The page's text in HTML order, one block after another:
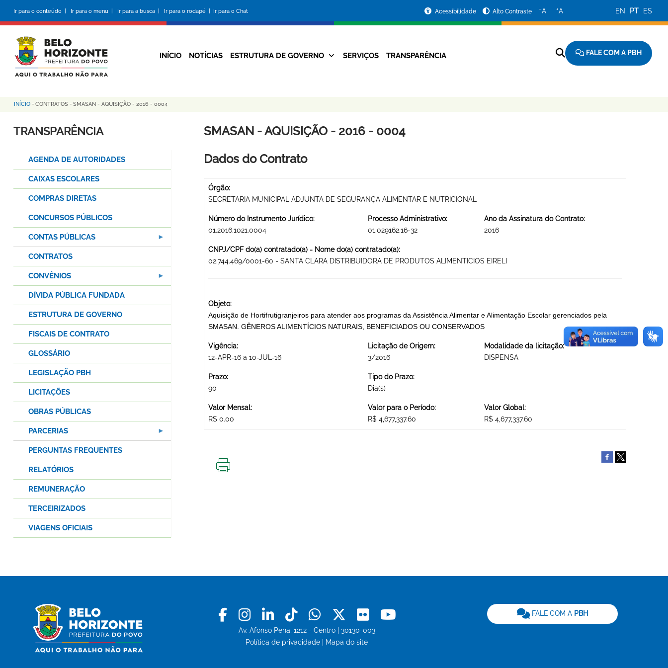
conteúdo
principal
Ir para o conteúdo | Ir para o menu | Ir para a busca | Ir para o rodapé | Ir para o Chat
da
Prefeitura
Acessibilidade Alto Contraste −A +A EN PT ES
Navegação
INÍCIO NOTÍCIAS ESTRUTURA DE GOVERNO SERVIÇOS TRANSPARÊNCIA FALE COM A PBH
Trilha
de
INÍCIO - CONTRATOS - SMASAN - AQUISIÇÃO - 2016 - 0004
SMASAN - AQUISIÇÃO - 2016 - 0004
Dados do Contrato
Órgão:
SECRETARIA MUNICIPAL ADJUNTA DE SEGURANÇA ALIMENTAR E NUTRICIONAL
Número do Instrumento Jurídico:
01.2016.1021.0004
Processo Administrativo:
01.029162.16-32
Ano da Assinatura do Contrato:
2016
CNPJ/CPF do(a) contratado(a) - Nome do(a) contratado(a):
02.744.469/0001-60 - SANTA CLARA DISTRIBUIDORA DE PRODUTOS ALIMENTICIOS EIRELI
Objeto:
Aquisição de Hortifrutigranjeiros para atender aos programas da Assistência Alimentar e Alimentação Escolar gerenciados pela
SMASAN. GÊNEROS ALIMENTÍCIOS NATURAIS, BENEFICIADOS OU CONSERVADOS
Vigência:
12-APR-16 a 10-JUL-16
Licitação de Origem:
3/2016
Modalidade da licitação:
DISPENSA
Prazo:
90
Tipo do Prazo:
Dia(s)
Valor Mensal:
R$ 0.00
Valor para o Período:
R$ 4,677,337.60
Valor Global:
R$ 4,677,337.60
TRANSPARÊNCIA
AGENDA DE AUTORIDADES
CAIXAS ESCOLARES
COMPRAS DIRETAS
CONCURSOS PÚBLICOS
CONTAS PÚBLICAS
CONTRATOS
CONVÊNIOS
DÍVIDA PÚBLICA FUNDADA
ESTRUTURA DE GOVERNO
FISCAIS DE CONTRATO
GLOSSÁRIO
LEGISLAÇÃO PBH
LICITAÇÕES
OBRAS PÚBLICAS
PARCERIAS
PERGUNTAS FREQUENTES
RELATÓRIOS
REMUNERAÇÃO
TERCEIRIZADOS
VIAGENS OFICIAIS
Facebook
Instagram
LinkedinTiktokWhatsapp
X Flickr
Av. Afonso Pena, 1212 - Centro | 30130-003
Política de privacidade
Mapa do site
FALE COM A PBH